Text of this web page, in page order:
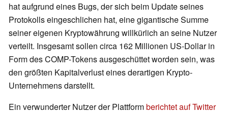
hat aufgrund eines Bugs, der sich beim Update seines
Protokolls eingeschlichen hat, eine gigantische Summe
seiner eigenen Kryptowährung willkürlich an seine Nutzer
verteilt. Insgesamt sollen circa 162 Millionen US-Dollar in
Form des COMP-Tokens ausgeschüttet worden sein, was
den größten Kapitalverlust eines derartigen Krypto-
Unternehmens darstellt.
Ein verwunderter Nutzer der Plattformberichtet auf Twitter